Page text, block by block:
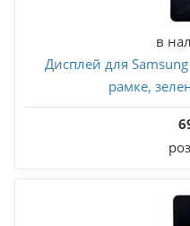
в
Дисплей для
рамке,